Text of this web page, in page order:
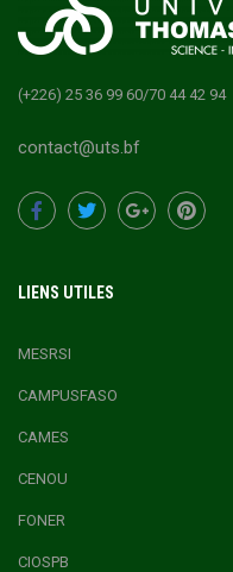
(+226) 25 36 99 60/70 44 42 94
contact@uts.bf
LIENS UTILES
MESRSI
CAMPUSFASO
CAMES
CENOU
FONER
CIOSPB